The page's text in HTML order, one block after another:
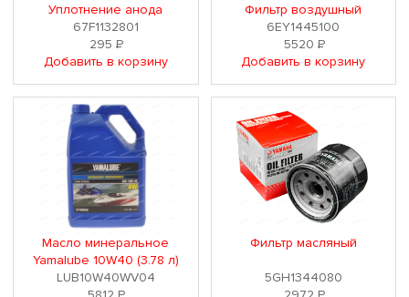
Уплотнение анода
67F1132801
295Р
Добавить в корзину
Фильтр воздушный
6EY1445100
5520 Р
Добавить в корзину
Масло минеральное
Yamalube 10W40 (3.78 л)
LUB10W40WV04
Фильтр масляный
5GH1344080